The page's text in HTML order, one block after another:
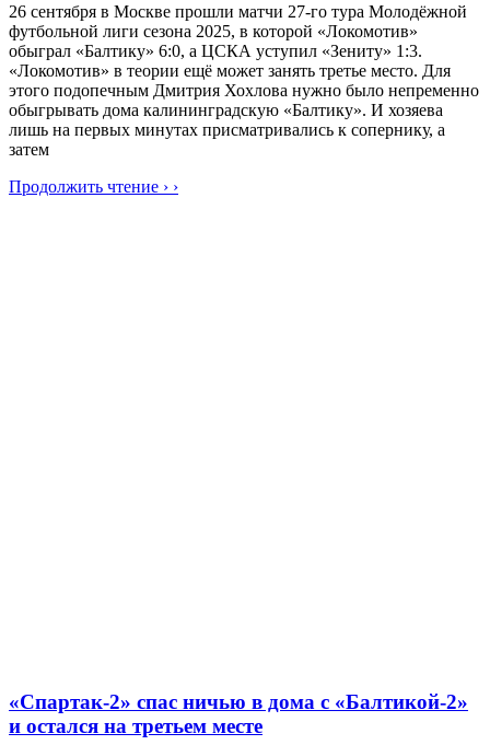
26 сентября в Москве прошли матчи 27-го тура Молодёжной
футбольной лиги сезона 2025, в которой «Локомотив»
обыграл «Балтику» 6:0, а ЦСКА уступил «Зениту» 1:3.
«Локомотив» в теории ещё может занять третье место. Для
этого подопечным Дмитрия Хохлова нужно было непременно
обыгрывать дома калининградскую «Балтику». И хозяева
лишь на первых минутах присматривались к сопернику, а
затем
Продолжить чтение › ›
«Спартак-2» спас ничью в дома с «Балтикой-2»
и остался на третьем месте